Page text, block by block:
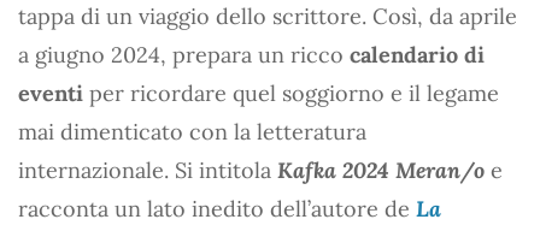
tappa di un viaggio dello scrittore. Così, da aprile
a giugno 2024, prepara un ricco calendario di
eventi per ricordare quel soggiorno e il legame
mai dimenticato con la letteratura
internazionale. Si intitola Kafka 2024 Meran/o e
racconta un lato inedito dell’autore de La